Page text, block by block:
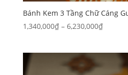
Bánh Kem 3 Tầng Chữ Cáng
1,340,000₫ – 6,230,000₫Khoảng
đến